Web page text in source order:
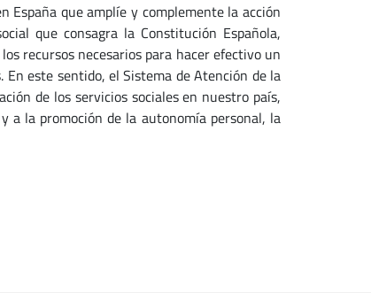
que amplíe y complemente la acción
que consagra la Constitución Española,
recursos necesarios para hacer efectivo un
este sentido, el Sistema de Atención de la
de los servicios sociales en nuestro país,
a la promoción de la autonomía personal, la